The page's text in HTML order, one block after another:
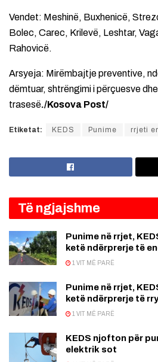
Vendet: Meshinë, Buxhenicë,
Bolec, Carec, Krilevë, Leshtar,
Rahovicë.
Arsyeja: Mirëmbajtje preventive,
dëmtuar, shtrëngimi i përçuesve
trasesë./Kosova Post/
Etiketat: KEDS Punime rrjeti
Të ngjajshme
Punime në rrjet,
ketë ndërprerje të
1 VIT MË PARË
Punime në rrjet,
ketë ndërprerje të
1 VIT MË PARË
KEDS njofton për
elektrik sot